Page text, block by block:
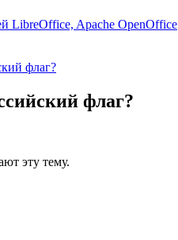
LibreOffice, Apache OpenOffice
флаг?
флаг?
эту тему.